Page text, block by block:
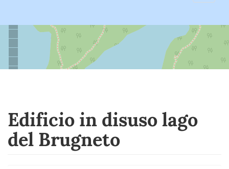
Edificio in disuso lago
del Brugneto